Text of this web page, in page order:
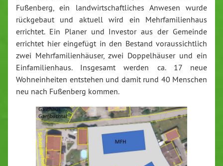
Fußenberg, ein landwirtschaftliches Anwesen wurde
rückgebaut und aktuell wird ein Mehrfamilienhaus
errichtet. Ein Planer und Investor aus der Gemeinde
errichtet hier eingefügt in den Bestand voraussichtlich
zwei Mehrfamilienhäuser, zwei Doppelhäuser und ein
Einfamilienhaus. Insgesamt werden ca. 17 neue
Wohneinheiten entstehen und damit rund 40 Menschen
neu nach Fußenberg kommen.